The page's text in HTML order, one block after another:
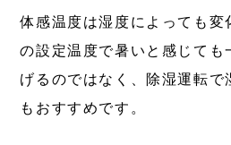
体感温度は湿度によっても変
の設定温度で暑いと感じても
げるのではなく、除湿運転で
もおすすめです。